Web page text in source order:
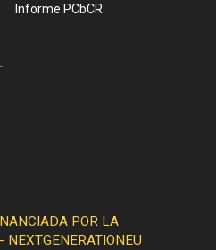
Informe PCbCR
POR LA
NEXTGENERATIONEU